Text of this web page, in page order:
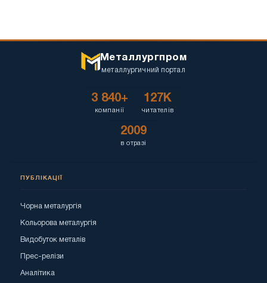
Металлургпром
металлургичний портал
3 840+
компанії
127K
читателів
2009
в отразі
ПУБЛІКАЦІЇ
Чорна металургія
Кольорова металургія
Видобуток металів
Прес-релізи
Аналітика